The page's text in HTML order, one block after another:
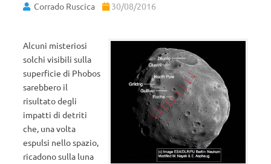
Corrado Ruscica 30/08/2016
Alcuni misteriosi
solchi visibili sulla
superficie di Phobos
sarebbero il
risultato degli
impatti di detriti
che, una volta
espulsi nello spazio,
ricadono sulla luna